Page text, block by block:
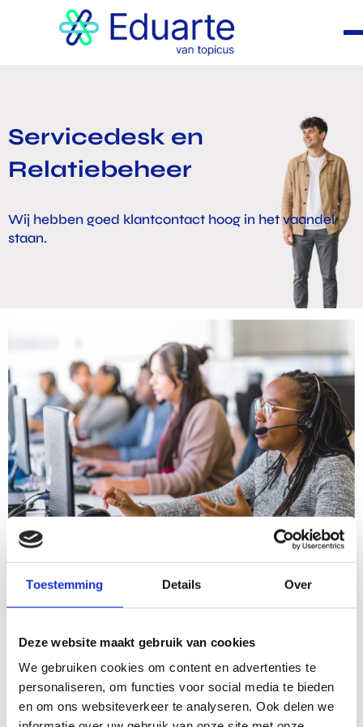
Toestemming Details Over
Deze website maakt gebruik van cookies
We gebruiken cookies om content en advertenties te
personaliseren, om functies voor social media te bieden
en om ons websiteverkeer te analyseren. Ook delen we
Servicedesk en
Relatiebeheer
Wij hebben goed klantcontact hoog in het vaandel
staan.
Servicedesk
applicatiebeheerder Eduarte van de school de hele
werkdag terecht met vragen, meldingen en suggesties
voor Eduarte.
Onze servicedesk is ingericht om je zo snel mogelijk